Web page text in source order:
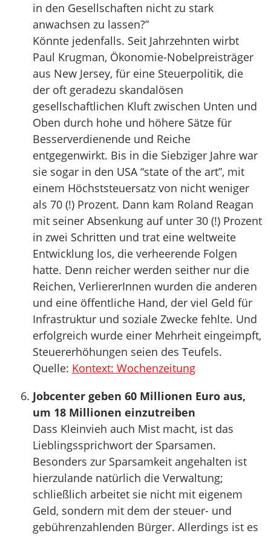
in den Gesellschaften nicht zu stark
anwachsen zu lassen?”
Könnte jedenfalls. Seit Jahrzehnten wirbt
Paul Krugman, Ökonomie-Nobelpreisträger
aus New Jersey, für eine Steuerpolitik, die
der oft geradezu skandalösen
gesellschaftlichen Kluft zwischen Unten und
Oben durch hohe und höhere Sätze für
Besserverdienende und Reiche
entgegenwirkt. Bis in die Siebziger Jahre war
sie sogar in den USA “state of the art”, mit
einem Höchststeuersatz von nicht weniger
als 70 (!) Prozent. Dann kam Roland Reagan
mit seiner Absenkung auf unter 30 (!) Prozent
in zwei Schritten und trat eine weltweite
Entwicklung los, die verheerende Folgen
hatte. Denn reicher werden seither nur die
Reichen, VerliererInnen wurden die anderen
und eine öffentliche Hand, der viel Geld für
Infrastruktur und soziale Zwecke fehlte. Und
erfolgreich wurde einer Mehrheit eingeimpft,
Steuererhöhungen seien des Teufels.
Quelle: Kontext: Wochenzeitung
Jobcenter geben 60 Millionen Euro aus,
um 18 Millionen einzutreiben
Dass Kleinvieh auch Mist macht, ist das
Lieblingssprichwort der Sparsamen.
Besonders zur Sparsamkeit angehalten ist
hierzulande natürlich die Verwaltung;
schließlich arbeitet sie nicht mit eigenem
Geld, sondern mit dem der steuer- und
gebührenzahlenden Bürger. Allerdings ist es